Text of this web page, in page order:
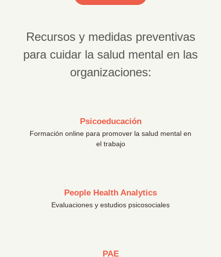
Recursos y medidas preventivas
para cuidar la salud mental en las
organizaciones:
Psicoeducación
Formación online para promover la salud mental en
el trabajo
People Health Analytics
Evaluaciones y estudios psicosociales
PAE